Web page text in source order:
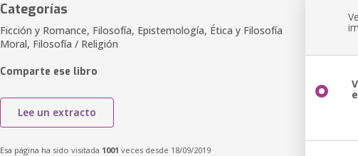
Categorías
Ficción y Romance, Filosofía, Epistemología, Ética y Filosofía
Moral, Filosofía / Religión
Comparte ese libro
Lee un extracto
Esa página ha sido visitada 1001 veces desde 18/09/2019